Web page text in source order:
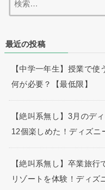
最近の投稿
【中学一年生】授業で
何が必要？【最低限】
【絶叫系無し】3月のデ
12個楽しめた！ディズニ
【絶叫系無し】卒業旅
リゾートを体験！ディズ